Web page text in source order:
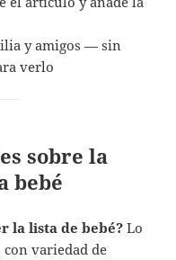
y amigos — sin
verlo
sobre la
bebé
la lista de bebé? Lo
con variedad de